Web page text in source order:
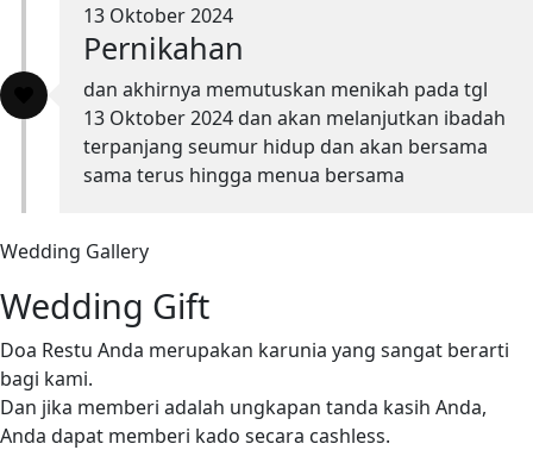
13 Oktober 2024
Pernikahan
dan akhirnya memutuskan menikah pada tgl
13 Oktober 2024 dan akan melanjutkan ibadah
terpanjang seumur hidup dan akan bersama
sama terus hingga menua bersama
Wedding Gallery
Wedding Gift
Doa Restu Anda merupakan karunia yang sangat berarti
bagi kami.
Dan jika memberi adalah ungkapan tanda kasih Anda,
Anda dapat memberi kado secara cashless.